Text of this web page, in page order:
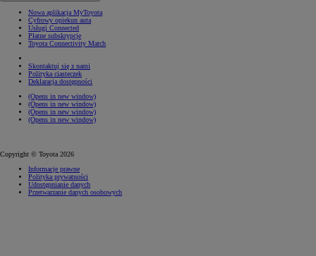
Nowa aplikacja MyToyota
Cyfrowy opiekun auta
Usługi Connected
Płatne subskrypcje
Toyota Connectivity Match
Skontaktuj się z nami
Polityka ciasteczek
Deklaracja dostępności
(Opens in new window)
(Opens in new window)
(Opens in new window)
(Opens in new window)
Copyright © Toyota 2026
Informacje prawne
Polityka prywatności
Udostępnianie danych
Przetwarzanie danych osobowych